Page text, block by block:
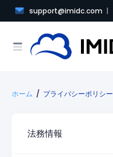
support@imidc.com
ホーム プライバシーポリシー
法務情報